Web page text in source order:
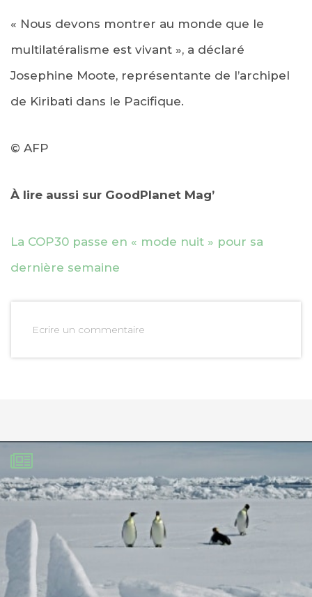
« Nous devons montrer au monde que le
multilatéralisme est vivant », a déclaré
Josephine Moote, représentante de l’archipel
de Kiribati dans le Pacifique.
© AFP
À lire aussi sur GoodPlanet Mag’
La COP30 passe en « mode nuit » pour sa
dernière semaine
Ecrire un commentaire